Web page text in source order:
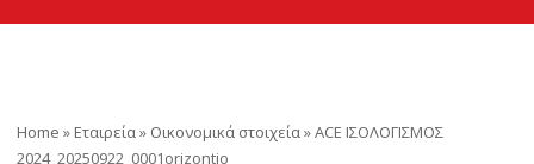
Home » Εταιρεία» Οικονομικά στοιχεία»ACE ΙΣΟΛΟΓΙΣΜΟΣ
2024_20250922_0001orizontio